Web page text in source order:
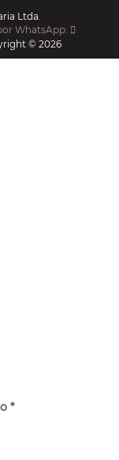
Ltda.
WhatsApp:
© 2026
*